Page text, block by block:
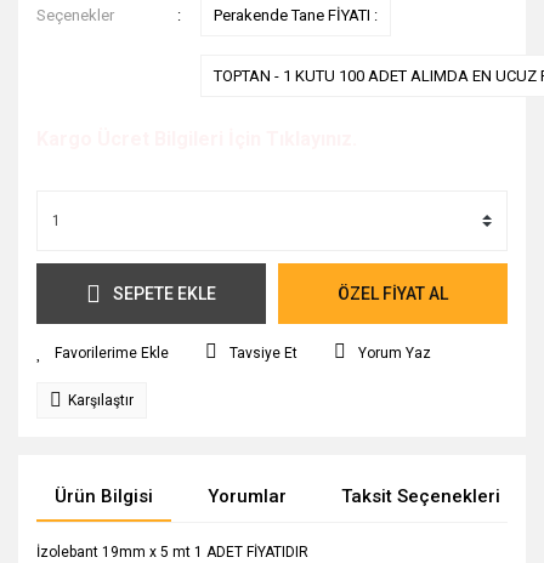
Seçenekler Perakende Tane FİYATI :
TOPTAN - 1 KUTU 100 ADET ALIMDA EN UCUZ
SEPETE EKLE ÖZEL FİYAT AL
Tavsiye Et Yorum Yaz
Karşılaştır
Ürün Bilgisi Yorumlar Taksit Seçenekleri
İzolebant 19mm x 5 mt 1 ADET FİYATIDIR